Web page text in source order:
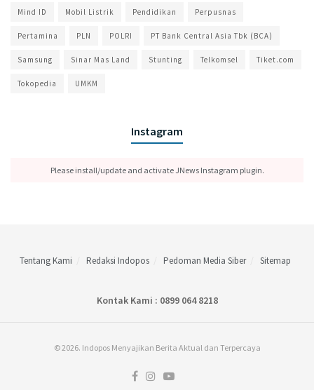
Mind ID Mobil Listrik Pendidikan Perpusnas
Pertamina PLN POLRI PT Bank Central Asia Tbk (BCA)
Samsung Sinar Mas Land Stunting Telkomsel Tiket.com
Tokopedia UMKM
Instagram
Please install/update and activate JNews Instagram plugin.
Tentang Kami Redaksi Indopos Pedoman Media Siber Sitemap
Kontak Kami : 0899 064 8218
© 2026. Indopos Menyajikan Berita Aktual dan Terpercaya